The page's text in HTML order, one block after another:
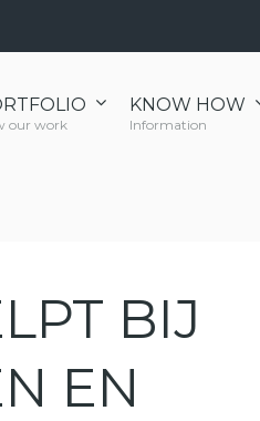
our work
KNOW HOW
Information
BIJ
EN